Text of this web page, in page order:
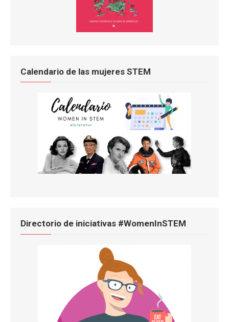
Calendario de las mujeres STEM
Directorio de iniciativas #WomenInSTEM